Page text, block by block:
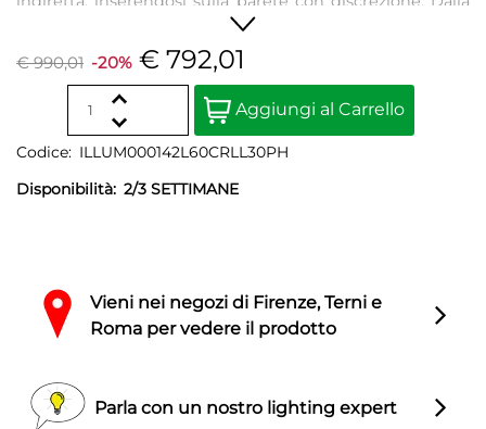
linea linea essenziale e sinuosa, è ideale per illuminare
spazi domestici ma anche strutture ricettive ed uffici.
€ 990,01 -20% € 792,01
Quantity
Aggiungi al Carrello
Codice: ILLUM000142L60CRLL30PH
Disponibilità: 2/3 SETTIMANE
Vieni nei negozi di Firenze, Terni e
Roma per vedere il prodotto
Parla con un nostro lighting expert